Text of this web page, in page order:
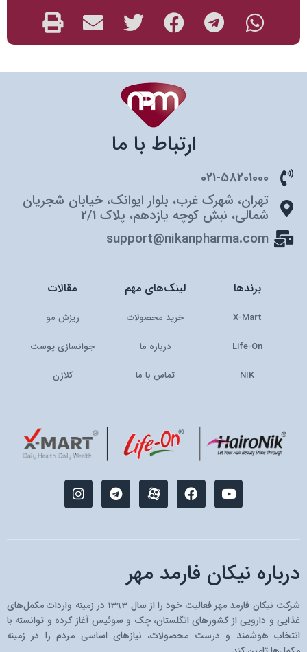
ارتباط با ما
021-58201000
تهران، شهرک غرب، بلوار ایوانک، خیابان شجریان
شمالی، نبش کوچه یازدهم، پلاک 2/1
support@nikanpharma.com
برندها
X-Mart
Life-On
NIK
لینک‌های مهم
خرید محصولات
درباره ما
تماس با ما
مقالات
ریزش مو
جوانسازی پوست
کلاژن
Y
o
u
e
F
a
c
o
k
M
-
i
a
a
r
a
t
T
e
l
I
n
s
درباره نیکان فارمد مهر
شرکت نیکان فارمد مهر فعالیت خود را از سال 1393 در زمینه واردات مکمل‌های
غذایی و دارویی از کشو‌رهای انگلستان، چک و سوئیس آغاز کرده و توانسته با
انتخاب هوشمند و درست محصولات، نیازهای اساسی مردم را در زمینه